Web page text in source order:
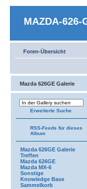
MAZDA-626-
Foren-Übersicht
Mazda 626GE Galerie
Erweiterte Suche
RSS-Feeds für dieses
Album
Mazda 626GE Galerie
Treffen
Mazda 626GE
Mazda MX-6
Sonstige
Knowledge Base
Sammelkorb